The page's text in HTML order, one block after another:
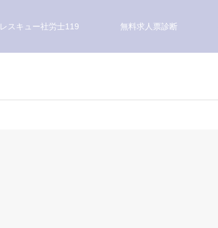
レスキュー社労士119 無料求人票診断